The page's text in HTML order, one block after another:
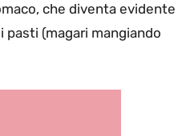
che diventa evidente
pasti (magari mangiando